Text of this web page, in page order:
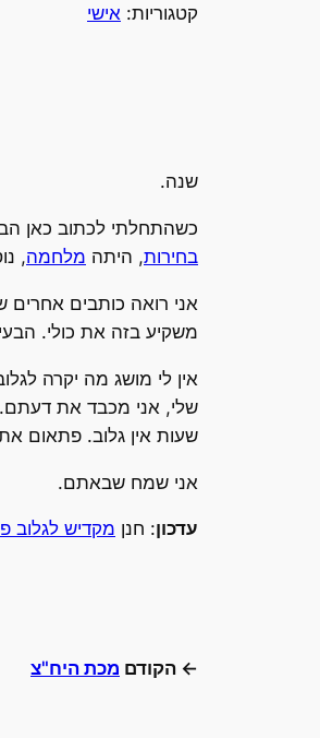
קטגוריות: אישי
שנה.
כשהתחלתי לכתוב כאן הבטחתי
בחירות, היתה מלחמה,
אני רואה כותבים אחרים
משקיע בזה את כולי.
אין לי מושג מה יקרה
שעות אין גלוב. פתאום
אני שמח שבאתם.
עדכון: חנן מקדיש לגלוב
← הקודם מכת היח"צ